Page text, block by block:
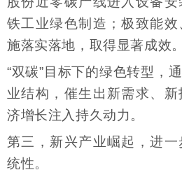
铁工业绿色制造；极致能
施落实落地，取得显著成效。
“双碳”目标下的绿色转型，
业结构，催生出新需求、
济增长注入持久动力。
第三，新兴产业崛起，进
统性。